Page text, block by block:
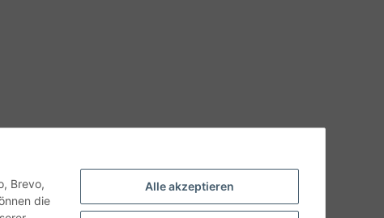
Alle akzeptieren
Brevo,
die
abweichen.